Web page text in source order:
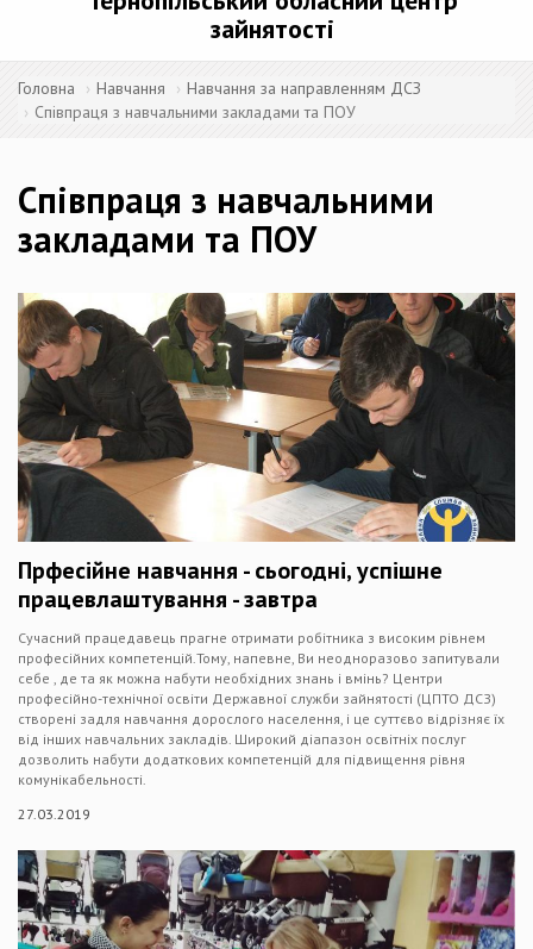
зайнятості
Головна Навчання
Навчання за направленням ДСЗ
Співпраця з навчальними закладами та ПОУ
Співпраця з навчальними
закладами та ПОУ
Прфесійне навчання - сьогодні, успішне
працевлаштування - завтра
Сучасний працедавець прагне отримати робітника з високим рівнем
професійних компетенцій.Тому, напевне, Ви неодноразово запитували
себе , де та як можна набути необхідних знань і вмінь? Центри
професійно-технічної освіти Державної служби зайнятості (ЦПТО ДСЗ)
створені задля навчання дорослого населення, і це суттєво відрізняє їх
від інших навчальних закладів. Широкий діапазон освітніх послуг
дозволить набути додаткових компетенцій для підвищення рівня
комунікабельності.
27.03.2019